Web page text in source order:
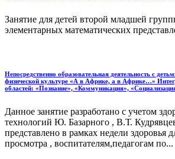
Занятие для детей второй младшей
элементарных математических
Непосредственно образовательная деятельность с
физической культуре «А в Африке, а в Африке…»
областей: «Познание», «Коммуникация»,
Данное занятие разработано с учетом
технологий Ю. Базарного , В.Т.
представлено в рамках недели здоровья
просмотра , воспитателям,педагогам по...